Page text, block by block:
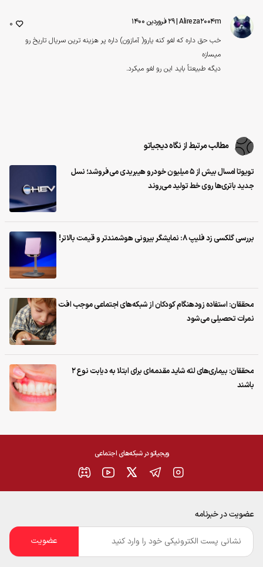
Alireza2004m| ۲۹ فروردین ۱۴۰۰
خب حق داره که لغو کنه یارو( آمازون) داره پر هزینه ترین سریال تاریخ رو
میسازه
دیگه طبیعتاً باید این رو لغو میکرد.
0
مطالب مرتبط از نگاه دیجیاتو
تویوتا امسال بیش از ۵ میلیون خودرو هیبریدی می‌فروشد؛ نسل
جدید باتری‌ها روی خط تولید می‌روند
بررسی گلکسی زد فلیپ ۸: نمایشگر بیرونی هوشمندتر و قیمت بالاتر!
محققان: استفاده زودهنگام کودکان از شبکه‌های اجتماعی موجب افت
نمرات تحصیلی می‌شود
محققان: بیماری‌های لثه شاید مقدمه‌ای برای ابتلا به دیابت نوع ۲
باشند
ویجیاتو در شبکه‌های اجتماعی
عضویت در خبرنامه
ایمیل